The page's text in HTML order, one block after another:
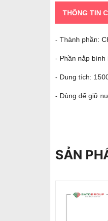
THÔNG TIN
- Thành phần:
- Phần nắp bình
- Dung tích:
- Dùng để giữ
SẢN